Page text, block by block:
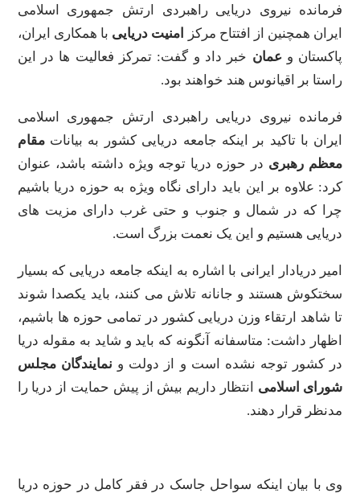
فرمانده نیروی دریایی راهبردی ارتش جمهوری اسلامی
ایران همچنین از افتتاح مرکز
امنیت دریایی با همکاری ایران،
پاکستان وعمان خبر داد و گفت: تمرکز فعالیت ها در این
راستا بر اقیانوس هند خواهند بود.
فرمانده نیروی دریایی راهبردی ارتش جمهوری اسلامی
ایران با تاکید بر اینکه جامعه دریایی کشور به بیاناتمقام
معظم رهبری در حوزه دریا توجه ویژه داشته باشد، عنوان
کرد: علاوه بر این باید دارای نگاه ویژه به حوزه دریا باشیم
چرا که در شمال و جنوب و حتی غرب دارای مزیت های
دریایی هستیم و این یک نعمت بزرگ است.
امیر دریادار ایرانی با اشاره به اینکه جامعه دریایی که بسیار
سختکوش هستند و جانانه تلاش می کنند، باید یکصدا شوند
تا شاهد ارتقاء وزن دریایی کشور در تمامی حوزه ها باشیم،
اظهار داشت: متاسفانه آنگونه که باید و شاید به مقوله دریا
در کشور توجه نشده است و از دولت و نمایندگانمجلس
شورای اسلامی انتظار داریم بیش از پیش حمایت از دریا را
مدنظر قرار دهند.
وی با بیان اینکه سواحل جاسک در فقر کامل در حوزه دریا